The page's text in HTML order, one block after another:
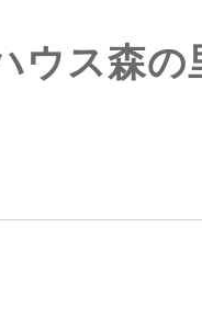
ス森の